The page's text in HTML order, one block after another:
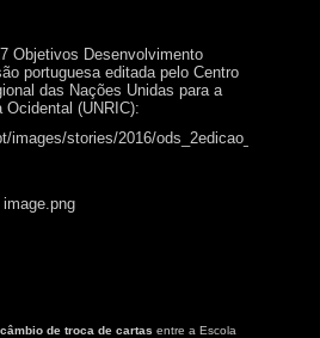
Objetivos Desenvolvimento
portuguesa editada pelo Centro
das Nações Unidas para a
Ocidental (UNRIC):
images/stories/2016/
de troca de cartas entre a Escola